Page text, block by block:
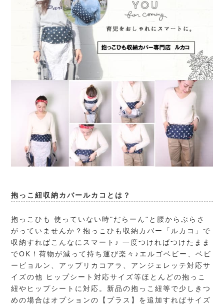
抱っこ紐収納カバールカコとは？
抱っこひも 使っていない時"だらーん"と腰からぶらさ
がっていませんか？抱っこひも収納カバー「ルカコ」で
収納すればこんなにスマート♪ 一度つければつけたまま
でOK！荷物が減って持ち運び楽々♪エルゴベビー、ベビ
ービョルン、アップリカコアラ、アンジェレッテ対応サ
イズの他 ヒップシート対応サイズ等ほとんどの抱っこ
紐やヒップシートに対応。新品の抱っこ紐等で少しきつ
めの場合はオプションの【プラス】を追加すればサイズ